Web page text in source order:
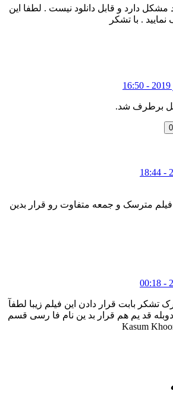
مشکل دارد و قابل دانلود نیست . لطفا این
. با تشکر
برطرف شد.
0
فیلم مترسک و جمعه متفاوت رو قرار بدین
تشکر بابت قرار دادن این فیلم زیبا لطفآ
دوبله قد یم هم قرار بد ین نام فا رسی قسم